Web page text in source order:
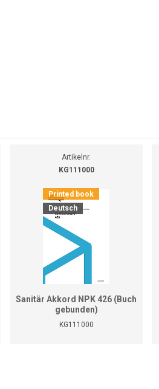
Artikelnr.
KG111000
Printed book
Deutsch
Sanitär Akkord NPK 426 (Buch
gebunden)
KG111000